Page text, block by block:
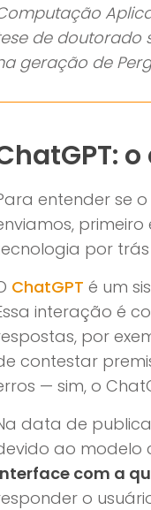
de doutorado
geração de
entender se
por
ChatGPT é um
interação é
por
contestar
— sim, o
data de
ao modelo
com a
o